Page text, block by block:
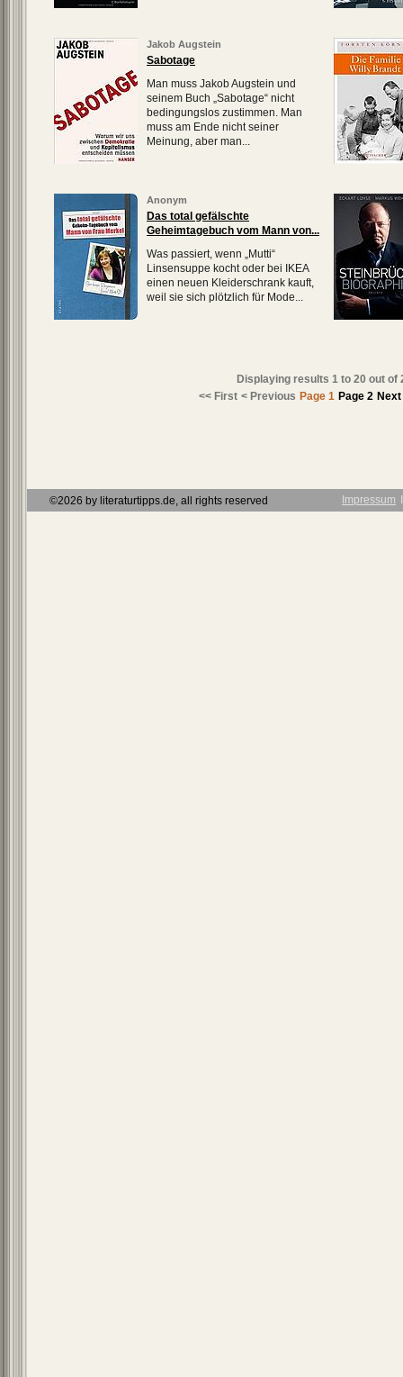
Jakob Augstein
Sabotage
Man muss Jakob Augstein und
seinem Buch „Sabotage“ nicht
bedingungslos zustimmen. Man
muss am Ende nicht seiner
Meinung, aber man...
Anonym
Das total gefälschte
Geheimtagebuch vom Mann von...
Was passiert, wenn „Mutti“
Linsensuppe kocht oder bei IKEA
einen neuen Kleiderschrank kauft,
weil sie sich plötzlich für Mode...
Displaying results 1 to 20 out of
<< First < Previous Page 1 Page 2 Next
©2026 by literaturtipps.de, all rights reserved Impressum